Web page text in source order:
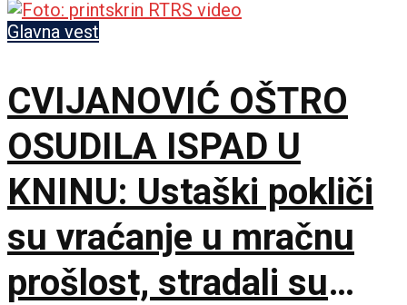
Glavna vest
CVIJANOVIĆ OŠTRO
OSUDILA ISPAD U
KNINU: Ustaški pokliči
su vraćanje u mračnu
prošlost, stradali su